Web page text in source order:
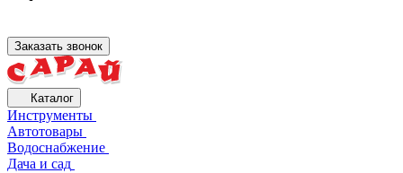
Заказать звонок
Каталог
Инструменты
Автотовары
Водоснабжение
Дача и сад